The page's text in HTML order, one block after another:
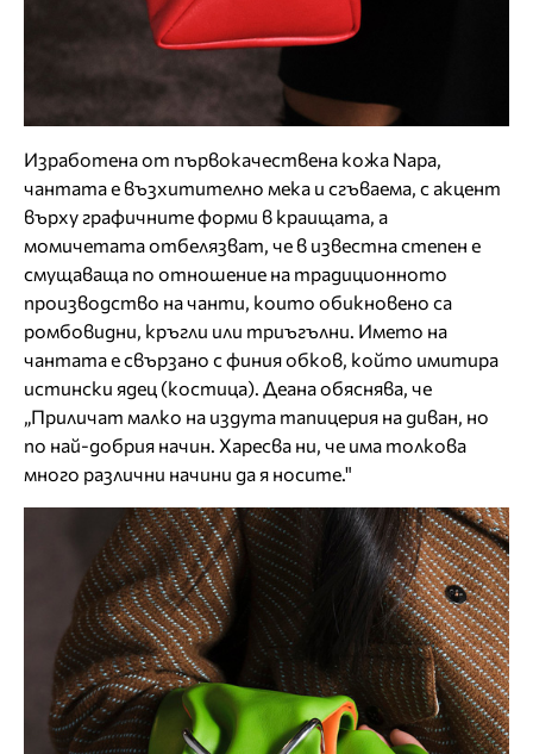
Изработена от първокачествена кожа Napa,
чантата е възхитително мека и сгъваема, с акцент
върху графичните форми в краищата, а
момичетата отбелязват, че в известна степен е
смущаваща по отношение на традиционното
производство на чанти, които обикновено са
ромбовидни, кръгли или триъгълни. Името на
чантата е свързано с финия обков, който имитира
истински ядец (костица). Деана обяснява, че
„Приличат малко на издута тапицерия на диван, но
по най-добрия начин. Харесва ни, че има толкова
много различни начини да я носите."